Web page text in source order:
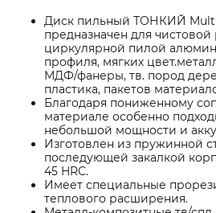
Диск пильный ТОНКИЙ
предназначен для
циркулярной пилой
профиля, мягких
МДФ/фанеры, тв. пород
пластика, пакетов
Благодаря пониженному
материале особенно
небольшой мощности и
Изготовлен из пружинной
последующей закалкой
45 HRC.
Имеет специальные
теплового расширения.